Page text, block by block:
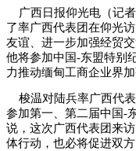
广西日报仰光电（记
了率广西代表团在仰光
友谊、进一步加强经贸
他将参加中国-东盟特别
力推动缅甸工商企业界
梭温对陆兵率广西代表
参加第一、第二届中国-
说，这次广西代表团来
体行动，也必将促进双